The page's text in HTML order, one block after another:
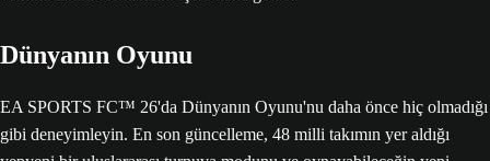
Dünyanın Oyunu
EA SPORTS FC™ 26'da Dünyanın Oyunu'nu daha önce hiç olmadığı
gibi deneyimleyin. En son güncelleme, 48 milli takımın yer aldığı